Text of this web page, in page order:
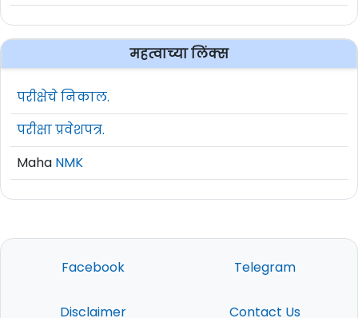
महत्वाच्या लिंक्स
परीक्षेचे निकाल.
परीक्षा प्रवेशपत्र.
Maha NMK
Facebook Telegram
Disclaimer Contact Us